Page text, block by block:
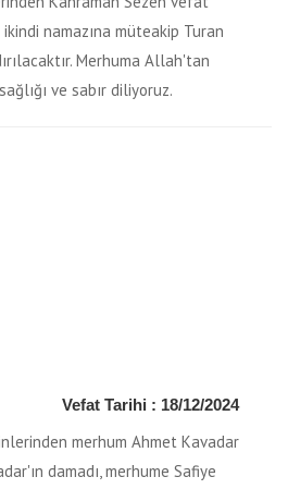
namazına müteakip Turan
Merhuma Allah'tan
ve sabır diliyoruz.
Vefat Tarihi : 18/12/2024
merhum Ahmet Kavadar
damadı, merhume Safiye